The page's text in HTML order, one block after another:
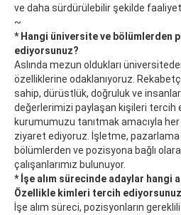
ve daha sürdürülebilir şekilde
~
* Hangi üniversite ve bölümlerden
ediyorsunuz?
Aslında mezun oldukları
özelliklerine odaklanıyoruz.
sahip, dürüstlük, doğruluk ve
değerlerimizi paylaşan kişileri tercih
kurumumuzu tanıtmak amacıyla
ziyaret ediyoruz. İşletme,
bölümlerden ve pozisyona bağlı
çalışanlarımız bulunuyor.
* İşe alım sürecinde adaylar hangi
Özellikle kimleri tercih
İşe alım süreci, pozisyonların